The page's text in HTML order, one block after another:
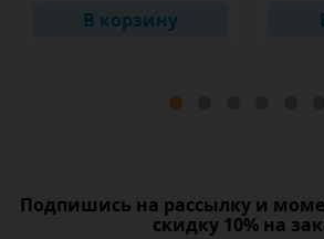
В корзину
Подпишись на рассылку и
скидку 10% на